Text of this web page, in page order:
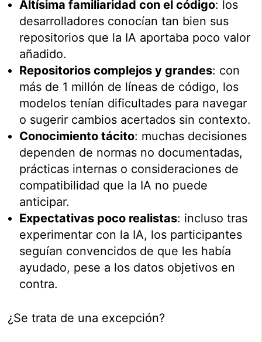
Altísima familiaridad con el código: los
desarrolladores conocían tan bien sus
repositorios que la IA aportaba poco valor
añadido.
Repositorios complejos y grandes: con
más de 1 millón de líneas de código, los
modelos tenían dificultades para navegar
o sugerir cambios acertados sin contexto.
Conocimiento tácito: muchas decisiones
dependen de normas no documentadas,
prácticas internas o consideraciones de
compatibilidad que la IA no puede
anticipar.
Expectativas poco realistas: incluso tras
experimentar con la IA, los participantes
seguían convencidos de que les había
ayudado, pese a los datos objetivos en
contra.
¿Se trata de una excepción?